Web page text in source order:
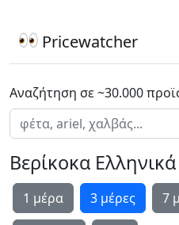
Pricewatcher
Αναζήτηση σε ~30.000
Βερίκοκα
1 μέρα 3 μέρες 7